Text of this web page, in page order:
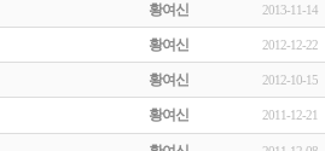
황여신 2013-11-14
황여신 2012-12-22
황여신 2012-10-15
황여신 2011-12-21